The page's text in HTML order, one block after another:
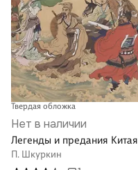
Твердая обложка
Нет в наличии
Легенды и предания Китая
П. Шкуркин